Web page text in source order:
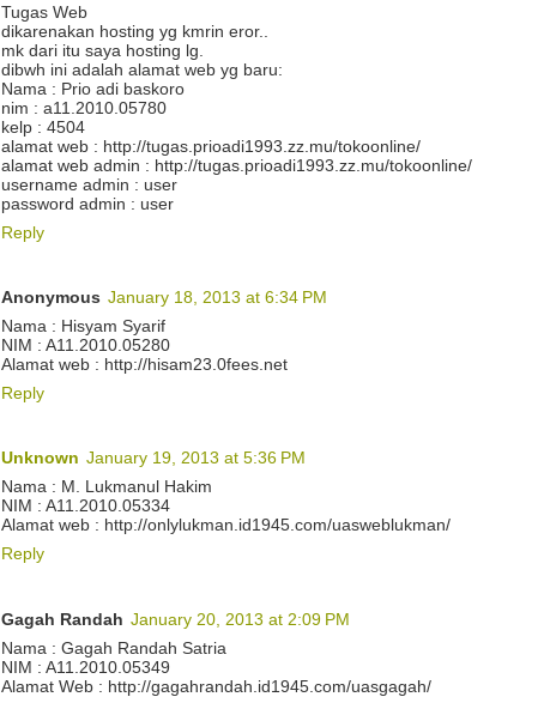
Tugas Web
dikarenakan hosting yg kmrin eror..
mk dari itu saya hosting lg.
dibwh ini adalah alamat web yg baru:
Nama : Prio adi baskoro
nim : a11.2010.05780
kelp : 4504
alamat web : http://tugas.prioadi1993.zz.mu/tokoonline/
alamat web admin : http://tugas.prioadi1993.zz.mu/tokoonline/
username admin : user
password admin : user
Reply
Anonymous January 18, 2013 at 6:34 PM
Nama : Hisyam Syarif
NIM : A11.2010.05280
Alamat web : http://hisam23.0fees.net
Reply
Unknown January 19, 2013 at 5:36 PM
Nama : M. Lukmanul Hakim
NIM : A11.2010.05334
Alamat web : http://onlylukman.id1945.com/uasweblukman/
Reply
Gagah Randah January 20, 2013 at 2:09 PM
Nama : Gagah Randah Satria
NIM : A11.2010.05349
Alamat Web : http://gagahrandah.id1945.com/uasgagah/